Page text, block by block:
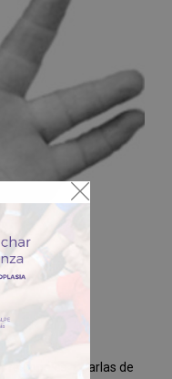
Charlas de